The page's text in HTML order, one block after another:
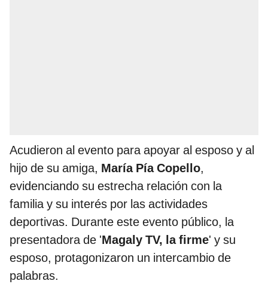
Acudieron al evento para apoyar al esposo y al
hijo de su amiga, María Pía Copello,
evidenciando su estrecha relación con la
familia y su interés por las actividades
deportivas. Durante este evento público, la
presentadora de 'Magaly TV, la firme' y su
esposo, protagonizaron un intercambio de
palabras.